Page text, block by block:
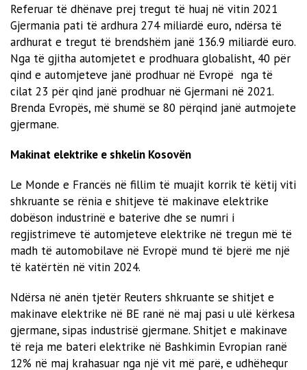
Referuar të dhënave prej tregut të huaj në vitin 2021
Gjermania pati të ardhura 274 miliardë euro, ndërsa të
ardhurat e tregut të brendshëm janë 136.9 miliardë euro.
Nga të gjitha automjetet e prodhuara globalisht, 40 për
qind e automjeteve janë prodhuar në Evropë nga të
cilat 23 për qind janë prodhuar në Gjermani në 2021.
Brenda Evropës, më shumë se 80 përqind janë autmojete
gjermane.
Makinat elektrike e shkelin Kosovën
Le Monde e Francës në fillim të muajit korrik të këtij viti
shkruante se rënia e shitjeve të makinave elektrike
dobëson industrinë e baterive dhe se numri i
regjistrimeve të automjeteve elektrike në tregun më të
madh të automobilave në Evropë mund të bjerë me një
të katërtën në vitin 2024.
Ndërsa në anën tjetër Reuters shkruante se shitjet e
makinave elektrike në BE ranë në maj pasi u ulë kërkesa
gjermane, sipas industrisë gjermane. Shitjet e makinave
të reja me bateri elektrike në Bashkimin Evropian ranë
12% në maj krahasuar nga një vit më parë, e udhëhequr